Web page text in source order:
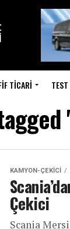
TICARI
KAMYON-ÇEKICI
Çekici
Scania